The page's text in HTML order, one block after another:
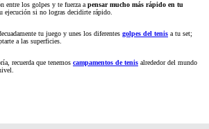
entre los golpes y te fuerza apensar mucho más rápido en tu
ejecución si no logras decidirte rápido.
tu juego y unes los diferentes golpes del tenis a tu set;
a las superficies.
recuerda que tenemos campamentos de tenis alrededor del mundo